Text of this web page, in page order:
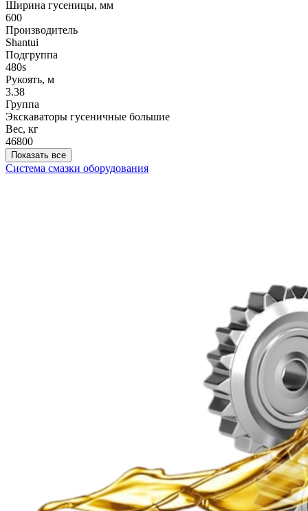
Ширина гусеницы, мм
600
Производитель
Shantui
Подгруппа
480s
Рукоять, м
3.38
Группа
Экскаваторы гусеничные большие
Вес, кг
46800
Показать все
Система смазки оборудования